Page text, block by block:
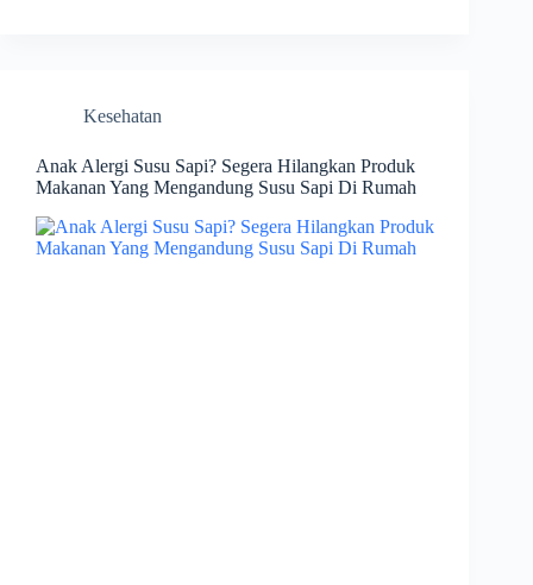
Kesehatan
Anak Alergi Susu Sapi? Segera Hilangkan Produk
Makanan Yang Mengandung Susu Sapi Di Rumah